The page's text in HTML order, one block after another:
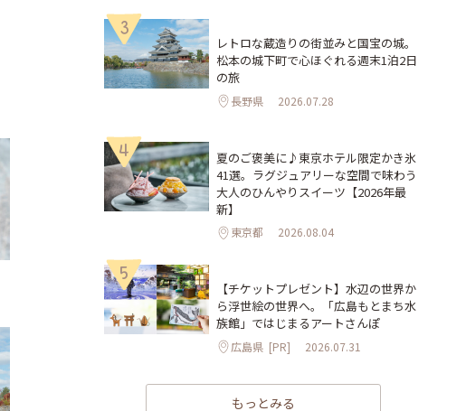
3
レトロな蔵造りの街並みと国宝の城。
松本の城下町で心ほぐれる週末1泊2日
の旅
長野県 2026.07.28
4
夏のご褒美に♪東京ホテル限定かき氷
41選。ラグジュアリーな空間で味わう
大人のひんやりスイーツ【2026年最
新】
東京都 2026.08.04
5
【チケットプレゼント】水辺の世界か
ら浮世絵の世界へ。「広島もとまち水
族館」ではじまるアートさんぽ
広島県 [PR] 2026.07.31
もっとみる